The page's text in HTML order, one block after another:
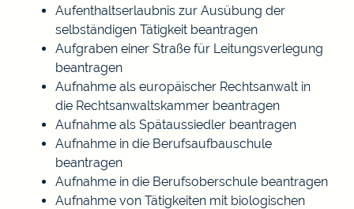
Aufenthaltserlaubnis zur Ausübung der
selbständigen Tätigkeit beantragen
Aufgraben einer Straße für Leitungsverlegung
beantragen
Aufnahme als europäischer Rechtsanwalt in
die Rechtsanwaltskammer beantragen
Aufnahme als Spätaussiedler beantragen
Aufnahme in die Berufsaufbauschule
beantragen
Aufnahme in die Berufsoberschule beantragen
Aufnahme von Tätigkeiten mit biologischen